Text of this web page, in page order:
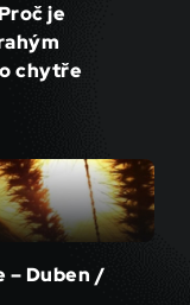
je
chytře
– Duben /